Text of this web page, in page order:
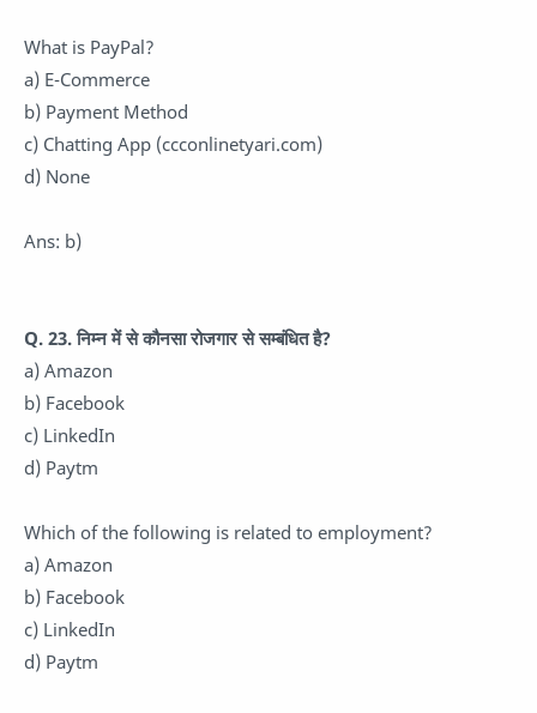
What is PayPal?
a) E-Commerce
b) Payment Method
c) Chatting App (ccconlinetyari.com)
d) None
Ans: b)
Q. 23. निम्न में से कौनसा रोजगार से सम्बंधित है?
a) Amazon
b) Facebook
c) LinkedIn
d) Paytm
Which of the following is related to employment?
a) Amazon
b) Facebook
c) LinkedIn
d) Paytm